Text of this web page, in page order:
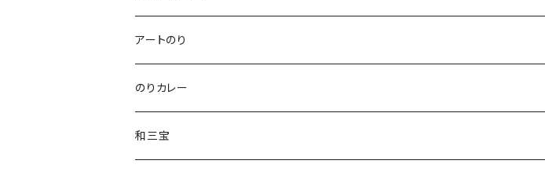
いぬさんクッキー
ねこさんティー＆いぬさんティー
ねこさんわさんぼん
アートのり
のりカレー
和三宝